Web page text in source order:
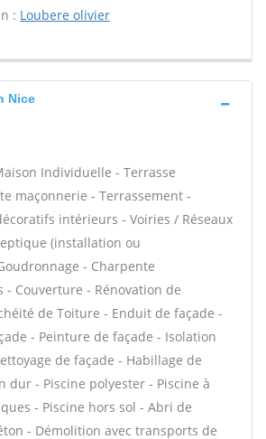
: Loubere olivier
Nice
Individuelle - Terrasse
maçonnerie - Terrassement -
intérieurs - Voiries / Réseaux
(installation ou
- Charpente
Couverture - Rénovation de
de Toiture - Enduit de façade -
- Peinture de façade - Isolation
de façade - Habillage de
dur - Piscine polyester - Piscine à
- Piscine hors sol - Abri de
- Démolition avec transports de